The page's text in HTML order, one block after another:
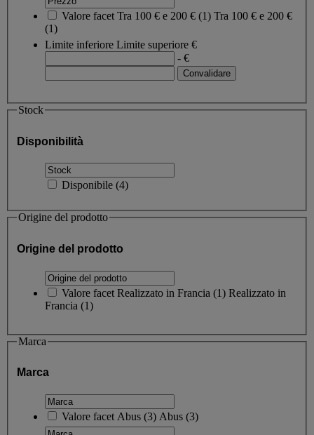
Valore facet Tra 100 € e 200 € (1) Tra 100 € e 200 €
(1)
Limite inferiore Limite superiore €
- €
Stock
Disponibilità
Disponibile (4)
Origine del prodotto
Origine del prodotto
Valore facet Realizzato in Francia (1) Realizzato in
Francia (1)
Marca
Marca
Valore facet Abus (3) Abus (3)